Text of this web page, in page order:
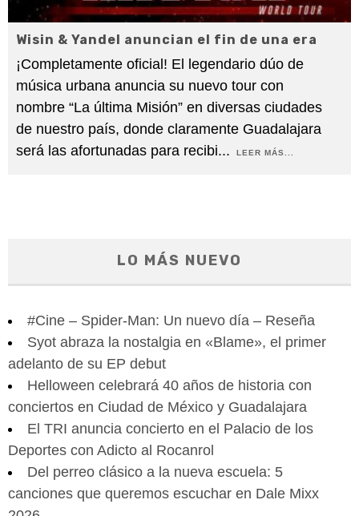
Wisin & Yandel anuncian el fin de una era
¡Completamente oficial! El legendario dúo de
música urbana anuncia su nuevo tour con
nombre “La última Misión” en diversas ciudades
de nuestro país, donde claramente Guadalajara
será las afortunadas para recibi... LEER MÁS...
LO MÁS NUEVO
#Cine – Spider-Man: Un nuevo día – Reseña
Syot abraza la nostalgia en «Blame», el primer
adelanto de su EP debut
Helloween celebrará 40 años de historia con
conciertos en Ciudad de México y Guadalajara
El TRI anuncia concierto en el Palacio de los
Deportes con Adicto al Rocanrol
Del perreo clásico a la nueva escuela: 5
canciones que queremos escuchar en Dale Mixx